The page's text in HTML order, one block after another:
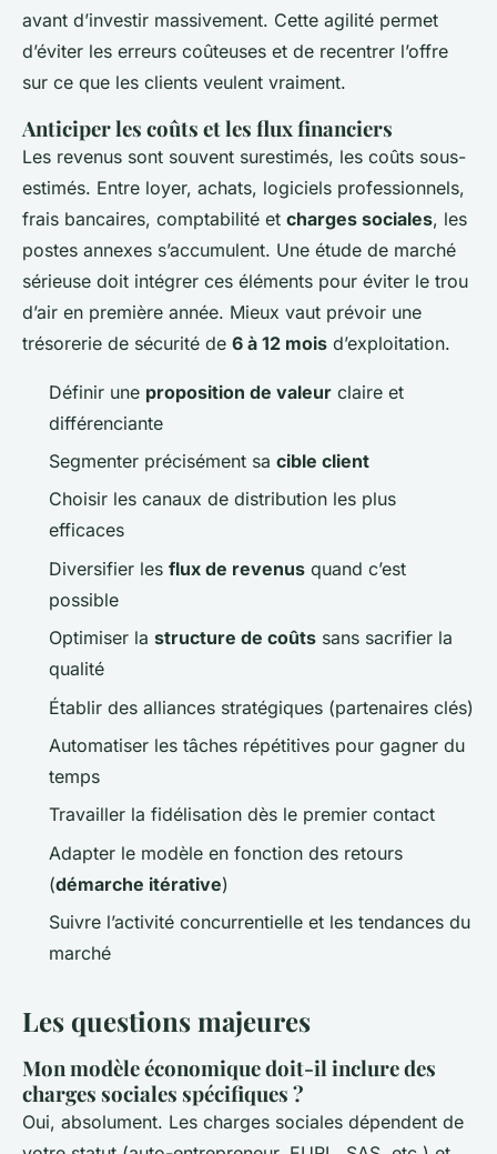
avant d’investir massivement. Cette agilité permet
d’éviter les erreurs coûteuses et de recentrer l’offre
sur ce que les clients veulent vraiment.
Anticiper les coûts et les flux financiers
Les revenus sont souvent surestimés, les coûts sous-
estimés. Entre loyer, achats, logiciels professionnels,
frais bancaires, comptabilité et charges sociales, les
postes annexes s’accumulent. Une étude de marché
sérieuse doit intégrer ces éléments pour éviter le trou
d’air en première année. Mieux vaut prévoir une
trésorerie de sécurité de 6 à 12 mois d’exploitation.
Définir une proposition de valeur claire et
différenciante
Segmenter précisément sa cible client
Choisir les canaux de distribution les plus
efficaces
Diversifier les flux de revenus quand c’est
possible
Optimiser la structure de coûts sans sacrifier la
qualité
Établir des alliances stratégiques (partenaires clés)
Automatiser les tâches répétitives pour gagner du
temps
Travailler la fidélisation dès le premier contact
Adapter le modèle en fonction des retours
(démarche itérative)
Suivre l’activité concurrentielle et les tendances du
marché
Les questions majeures
Mon modèle économique doit-il inclure des
charges sociales spécifiques ?
Oui, absolument. Les charges sociales dépendent de